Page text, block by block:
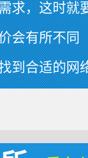
求，这时就
会有所不同
到合适的网